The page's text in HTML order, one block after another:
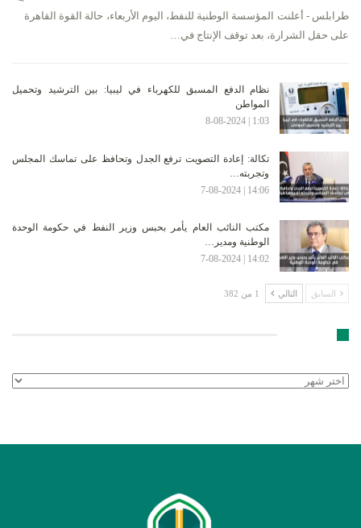
طرابلس - أعلنت المؤسسة الوطنية للنفط، اليوم الأربعاء، حالة القوة القاهرة
على حقل الشرارة، بعد توقف الإنتاج في…
نظام الدفع المسبق للكهرباء في ليبيا: بين الترشيد وتحميل
المواطن
1:03 | 8-08-2024
تكالة: إعادة التصويت ترفع الجدل وتحافظ على تماسك المجلس
وتجربته…
14:06 | 7-08-2024
مكتب النائب العام يأمر بحبس وزير النفط في حكومة الوحدة
الوطنية ومدير…
14:02 | 7-08-2024
السابق التالي 1 من 382
الأرشيف